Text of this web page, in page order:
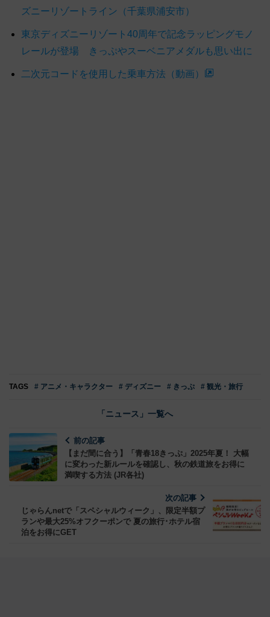
ズニーリゾートライン（千葉県浦安市）
東京ディズニーリゾート40周年で記念ラッピングモノ
レールが登場 きっぷやスーベニアメダルも思い出に
二次元コードを使用した乗車方法（動画）
TAGS # アニメ・キャラクター # ディズニー # きっぷ # 観光・旅行
「ニュース」一覧へ
前の記事
【まだ間に合う】「青春18きっぷ」2025年夏！ 大幅
に変わった新ルールを確認し、秋の鉄道旅をお得に
満喫する方法 (JR各社)
次の記事
じゃらんnetで「スペシャルウィーク」、限定半額プ
ランや最大25%オフクーポンで 夏の旅行･ホテル宿
泊をお得にGET